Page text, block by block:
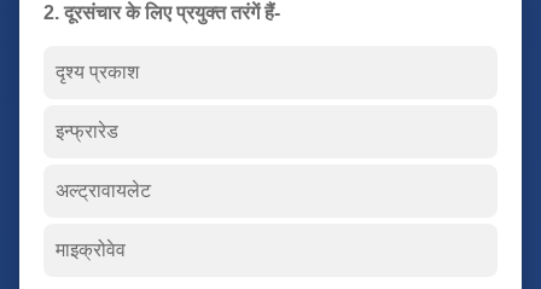
2. दूरसंचार के लिए प्रयुक्त तरंगें हैं-
दृश्य प्रकाश
इन्फ्रारेड
अल्ट्रावायलेट
माइक्रोवेव